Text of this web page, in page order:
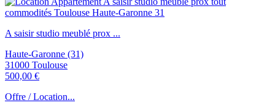
A saisir studio meublé prox ...
Haute-Garonne (31)
31000 Toulouse
500,00 €
Offre / Location...